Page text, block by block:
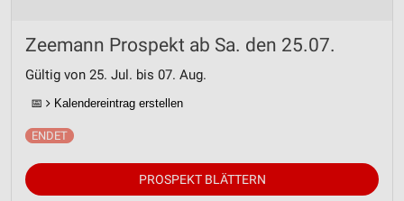
Zeemann Prospekt ab Sa. den 25.07.
Gültig von 25. Jul. bis 07. Aug.
📅 Kalendereintrag erstellen
PROSPEKT BLÄTTERN